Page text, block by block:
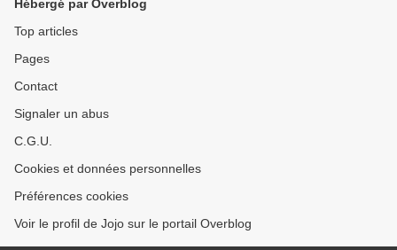
Hébergé par Overblog
Top articles
Pages
Contact
Signaler un abus
C.G.U.
Cookies et données personnelles
Préférences cookies
Voir le profil de Jojo sur le portail Overblog